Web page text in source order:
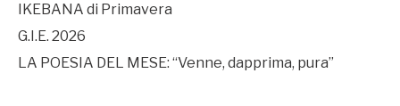
IKEBANA di Primavera
G.I.E. 2026
LA POESIA DEL MESE: “Venne, dapprima, pura”